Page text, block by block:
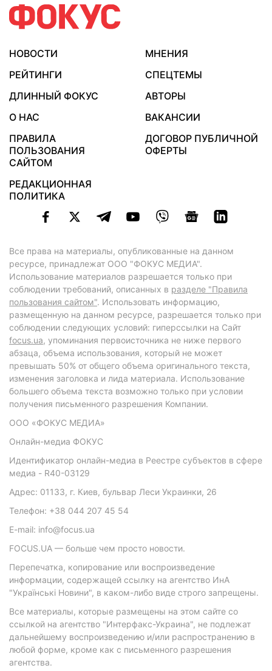
НОВОСТИ
МНЕНИЯ
РЕЙТИНГИ
СПЕЦТЕМЫ
ДЛИННЫЙ ФОКУС
АВТОРЫ
О НАС
ВАКАНСИИ
ПРАВИЛА
ПОЛЬЗОВАНИЯ
САЙТОМ
ДОГОВОР ПУБЛИЧНОЙ
ОФЕРТЫ
РЕДАКЦИОННАЯ
ПОЛИТИКА
Все права на материалы, опубликованные на данном
ресурсе, принадлежат ООО "ФОКУС МЕДИА".
Использование материалов разрешается только при
соблюдении требований, описанных в разделе "Правила
пользования сайтом". Использовать информацию,
размещенную на данном ресурсе, разрешается только при
соблюдении следующих условий: гиперссылки на Сайт
focus.ua, упоминания первоисточника не ниже первого
абзаца, объема использования, который не может
превышать 50% от общего объема оригинального текста,
изменения заголовка и лида материала. Использование
большего объема текста возможно только при условии
получения письменного разрешения Компании.
ООО «ФОКУС МЕДИА»
Онлайн-медиа ФОКУС
Идентификатор онлайн-медиа в Реестре субъектов в сфере
медиа - R40-03129
Адрес: 01133, г. Киев, бульвар Леси Украинки, 26
Телефон: +38 044 207 45 54
E-mail: info@focus.ua
FOCUS.UA — больше чем просто новости.
Перепечатка, копирование или воспроизведение
информации, содержащей ссылку на агентство ИнА
"Українські Новини", в каком-либо виде строго запрещены.
Все материалы, которые размещены на этом сайте со
ссылкой на агентство "Интерфакс-Украина", не подлежат
дальнейшему воспроизведению и/или распространению в
любой форме, кроме как с письменного разрешения
агентства.